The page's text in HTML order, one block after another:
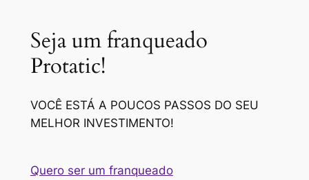
Seja um franqueado
Protatic!
VOCÊ ESTÁ A POUCOS PASSOS DO SEU
MELHOR INVESTIMENTO!
Quero ser um franqueado